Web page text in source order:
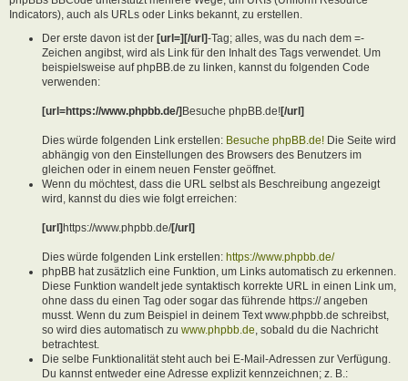
Indicators), auch als URLs oder Links bekannt, zu erstellen.
Der erste davon ist der [url=][/url]-Tag; alles, was du nach dem =-
Zeichen angibst, wird als Link für den Inhalt des Tags verwendet. Um
beispielsweise auf phpBB.de zu linken, kannst du folgenden Code
verwenden:
[url=https://www.phpbb.de/]Besuche phpBB.de![/url]
Dies würde folgenden Link erstellen: Besuche phpBB.de! Die Seite wird
abhängig von den Einstellungen des Browsers des Benutzers im
gleichen oder in einem neuen Fenster geöffnet.
Wenn du möchtest, dass die URL selbst als Beschreibung angezeigt
wird, kannst du dies wie folgt erreichen:
[url]https://www.phpbb.de/[/url]
Dies würde folgenden Link erstellen: https://www.phpbb.de/
phpBB hat zusätzlich eine Funktion, um Links automatisch zu erkennen.
Diese Funktion wandelt jede syntaktisch korrekte URL in einen Link um,
ohne dass du einen Tag oder sogar das führende https:// angeben
musst. Wenn du zum Beispiel in deinem Text www.phpbb.de schreibst,
so wird dies automatisch zu www.phpbb.de, sobald du die Nachricht
betrachtest.
Die selbe Funktionalität steht auch bei E-Mail-Adressen zur Verfügung.
Du kannst entweder eine Adresse explizit kennzeichnen; z. B.: